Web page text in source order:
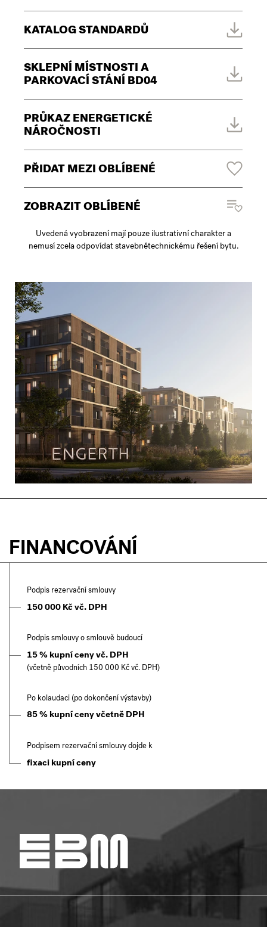
KATALOG STANDARDŮ
SKLEPNÍ MÍSTNOSTI A
PARKOVACÍ STÁNÍ BD04
PRŮKAZ ENERGETICKÉ
NÁROČNOSTI
PŘIDAT MEZI OBLÍBENÉ
ZOBRAZIT OBLÍBENÉ
Uvedená vyobrazení mají pouze ilustrativní charakter a
nemusí zcela odpovídat stavebnětechnickému řešení bytu.
FINANCOVÁNÍ
Podpis rezervační smlouvy
150 000 Kč vč. DPH
Podpis smlouvy o smlouvě budoucí
15 % kupní ceny vč. DPH
(včetně původních 150 000 Kč vč. DPH)
Po kolaudaci (po dokončení výstavby)
85 % kupní ceny včetně DPH
Podpisem rezervační smlouvy dojde k
fixaci kupní ceny